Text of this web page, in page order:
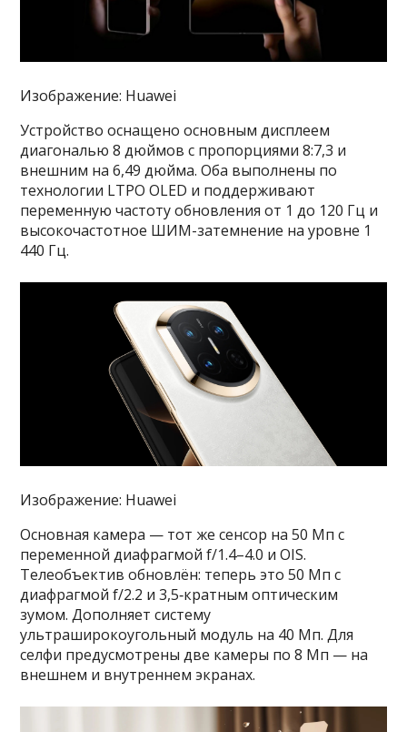
Изображение: Huawei
Устройство оснащено основным дисплеем
диагональю 8 дюймов с пропорциями 8:7,3 и
внешним на 6,49 дюйма. Оба выполнены по
технологии LTPO OLED и поддерживают
переменную частоту обновления от 1 до 120 Гц и
высокочастотное ШИМ-затемнение на уровне 1
440 Гц.
Изображение: Huawei
Основная камера — тот же сенсор на 50 Мп с
переменной диафрагмой f/1.4–4.0 и OIS.
Телеобъектив обновлён: теперь это 50 Мп с
диафрагмой f/2.2 и 3,5‑кратным оптическим
зумом. Дополняет систему
ультраширокоугольный модуль на 40 Мп. Для
селфи предусмотрены две камеры по 8 Мп — на
внешнем и внутреннем экранах.